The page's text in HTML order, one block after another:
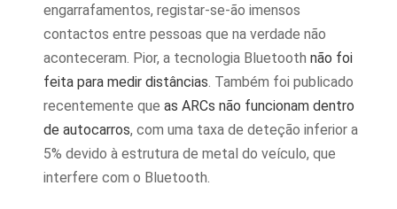
engarrafamentos, registar-se-ão imensos
contactos entre pessoas que na verdade não
aconteceram. Pior, a tecnologia Bluetooth não foi
feita para medir distâncias . Também foi publicado
recentemente que as ARCs não funcionam dentro
de autocarros, com uma taxa de deteção inferior a
5% devido à estrutura de metal do veículo, que
interfere com o Bluetooth.